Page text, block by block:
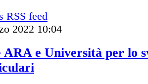
RSS feed
2022 10:04
ARA e Università per lo